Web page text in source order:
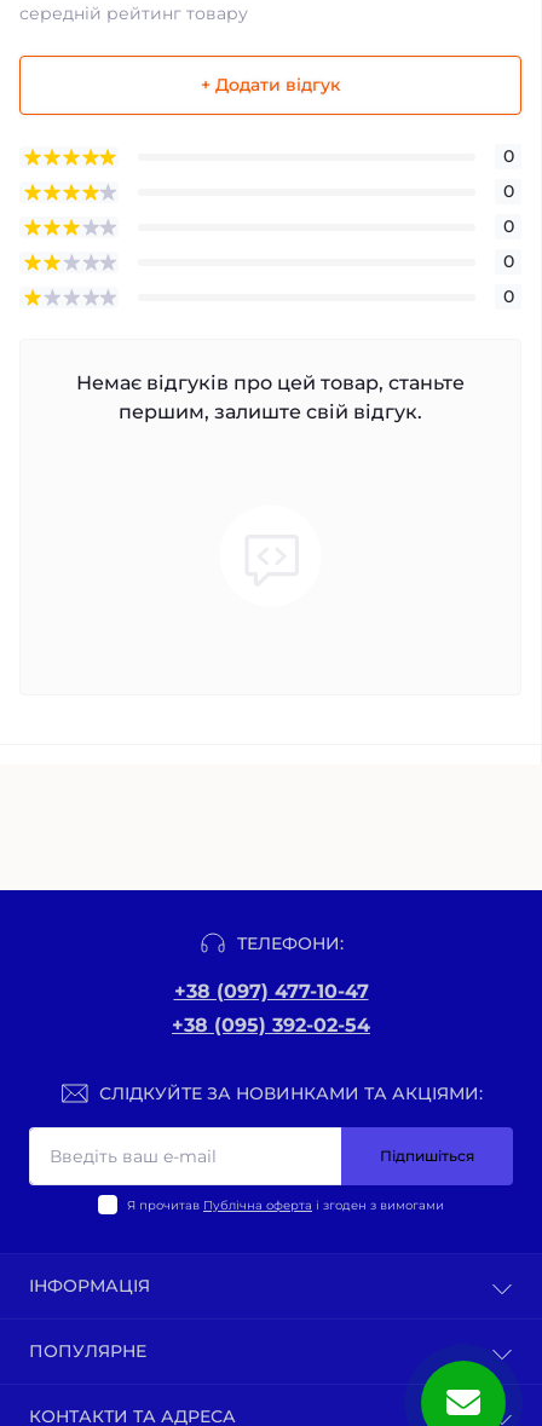
середній рейтинг товару
+ Додати відгук
0
0
0
0
0
Немає відгуків про цей товар, станьте
першим, залиште свій відгук.
ТЕЛЕФОНИ:
+38 (097) 477-10-47
+38 (095) 392-02-54
СЛІДКУЙТЕ ЗА НОВИНКАМИ ТА АКЦІЯМИ:
Підпишіться
Я прочитав Публічна оферта і згоден з вимогами
ІНФОРМАЦІЯ
Політика конфіденційності
Про нас
ПОПУЛЯРНЕ
КОНТАКТИ ТА АДРЕСА